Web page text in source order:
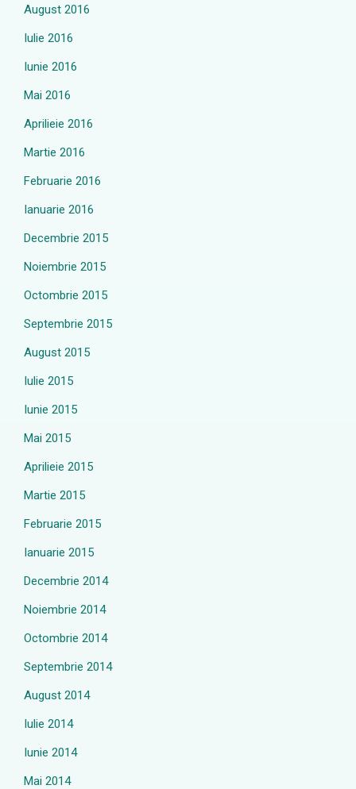
August 2016
Iulie 2016
Iunie 2016
Mai 2016
Aprilieie 2016
Martie 2016
Februarie 2016
Ianuarie 2016
Decembrie 2015
Noiembrie 2015
Octombrie 2015
Septembrie 2015
August 2015
Iulie 2015
Iunie 2015
Mai 2015
Aprilieie 2015
Martie 2015
Februarie 2015
Ianuarie 2015
Decembrie 2014
Noiembrie 2014
Octombrie 2014
Septembrie 2014
August 2014
Iulie 2014
Iunie 2014
Mai 2014